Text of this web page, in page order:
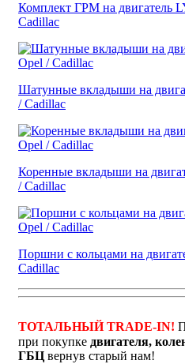
Комплект ГРМ на двигатель
Cadillac
Шатунные вкладыши на
/ Cadillac
Коренные вкладыши на
/ Cadillac
Поршни с кольцами на
Cadillac
ТОТАЛЬНЫЙ TRADE-IN!
при покупке двигателя,
ГБЦ вернув старый нам!